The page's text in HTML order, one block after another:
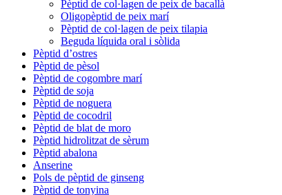
Pèptid de col·lagen de peix de bacallà
Oligopèptid de peix marí
Pèptid de col·lagen de peix tilapia
Beguda líquida oral i sòlida
Pèptid d’ostres
Pèptid de pèsol
Pèptid de cogombre marí
Pèptid de soja
Pèptid de noguera
Pèptid de cocodril
Pèptid de blat de moro
Pèptid hidrolitzat de sèrum
Pèptid abalona
Anserine
Pols de pèptid de ginseng
Pèptid de tonyina